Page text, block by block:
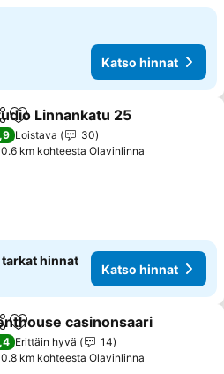
Katso hinnat
Lisää suosikkeihin
Linnankatu 25
Loistava
30
0.6 km kohteesta Olavinlinna
hinnat
Katso hinnat
Lisää suosikkeihin
casinonsaari
Erittäin hyvä
14
0.8 km kohteesta Olavinlinna